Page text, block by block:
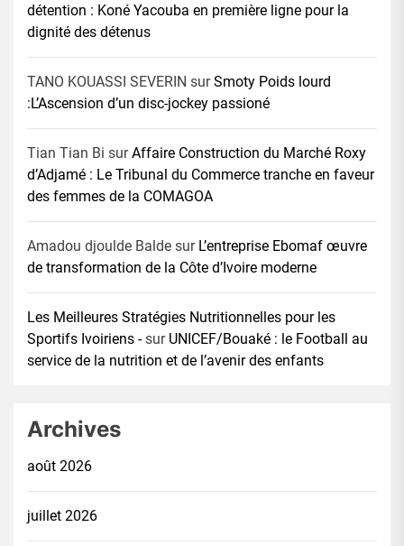
détention : Koné Yacouba en première ligne pour la
dignité des détenus
TANO KOUASSI SEVERIN surSmoty Poids lourd
:L’Ascension d’un disc-jockey passioné
Tian Tian Bi surAffaire Construction du Marché Roxy
d’Adjamé : Le Tribunal du Commerce tranche en faveur
des femmes de la COMAGOA
Amadou djoulde Balde sur L’entreprise Ebomaf œuvre
de transformation de la Côte d’Ivoire moderne
Les Meilleures Stratégies Nutritionnelles pour les
Sportifs Ivoiriens -sur UNICEF/Bouaké : le Football au
service de la nutrition et de l’avenir des enfants
Archives
août 2026
juillet 2026